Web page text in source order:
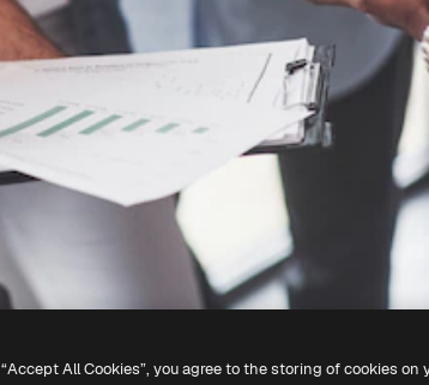
All Cookies”, you agree to the storing of cookies on